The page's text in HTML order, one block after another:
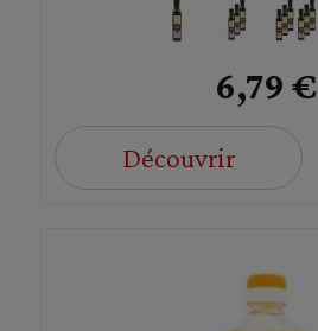
6,79 €
Découvrir